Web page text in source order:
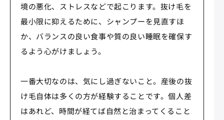
境の悪化、ストレスなどで起こります。抜け毛を
最小限に抑えるために、シャンプーを見直すほ
か、バランスの良い食事や質の良い睡眠を確保す
るよう心がけましょう。
一番大切なのは、気にし過ぎないこと。産後の抜
け毛自体は多くの方が経験することです。個人差
はあれど、時間が経てば自然と治まってくること